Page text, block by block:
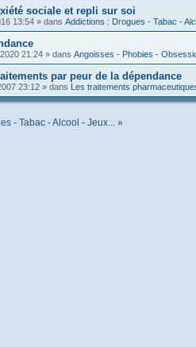
sociale et repli sur soi
13:54 » dans Addictions : Drogues - Tabac -
21:24 » dans Angoisses - Phobies -
par peur de la dépendance
23:12 » dans Les traitements
- Tabac - Alcool - Jeux... »